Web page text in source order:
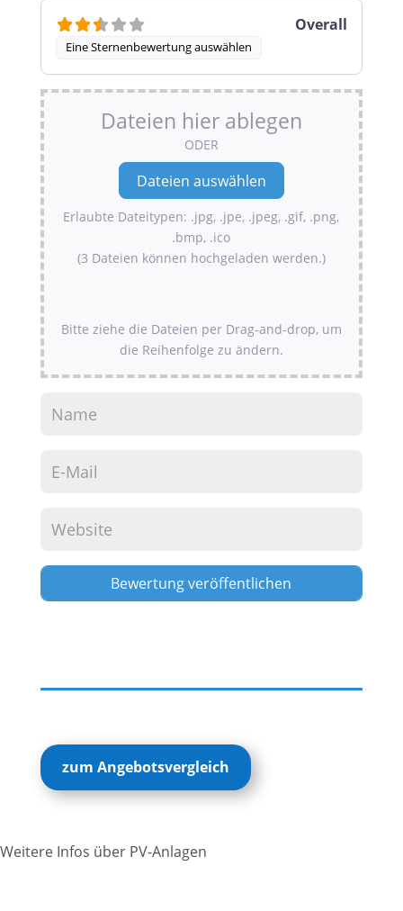
Eine Sternenbewertung auswählen
Overall
Dateien hier ablegen
ODER
Erlaubte Dateitypen: .jpg, .jpe, .jpeg, .gif, .png,
.bmp, .ico
(3 Dateien können hochgeladen werden.)
Bitte ziehe die Dateien per Drag-and-drop, um
die Reihenfolge zu ändern.
zum Angebotsvergleich
Weitere Infos über PV-Anlagen